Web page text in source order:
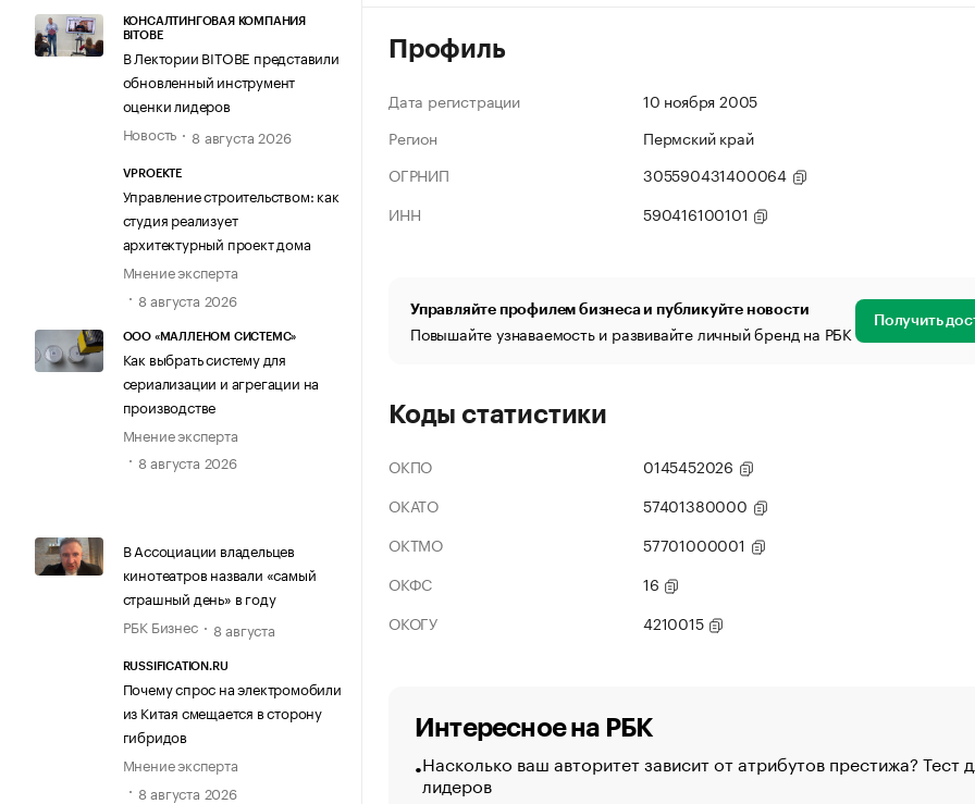
КОНСАЛТИНГОВАЯ КОМПАНИЯ
BITOBE
В Лектории BITOBE представили
обновленный инструмент
оценки лидеров
Новость
8 августа 2026
VPROEKTE
Управление строительством: как
студия реализует
архитектурный проект дома
Мнение эксперта
8 августа 2026
ООО «МАЛЛЕНОМ СИСТЕМС»
Как выбрать систему для
сериализации и агрегации на
производстве
Мнение эксперта
8 августа 2026
В Ассоциации владельцев
кинотеатров назвали «самый
страшный день» в году
РБК Бизнес
8 августа
RUSSIFICATION.RU
Почему спрос на электромобили
из Китая смещается в сторону
гибридов
Мнение эксперта
8 августа 2026
Профиль
Дата регистрации
10 ноября 2005
Регион
Пермский край
ОГРНИП
305590431400064
ИНН
590416100101
Управляйте профилем бизнеса и публикуйте новости
Повышайте узнаваемость и развивайте личный бренд на РБК Получить
Коды статистики
ОКПО
0145452026
ОКАТО
57401380000
ОКТМО
57701000001
ОКФС
16
ОКОГУ
4210015
Интересное на РБК
Насколько ваш авторитет зависит от атрибутов престижа? Тест
лидеров